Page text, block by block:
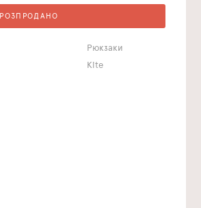
РОЗПРОДАНО
Рюкзаки
Kite